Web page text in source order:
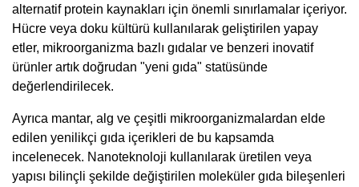
alternatif protein kaynakları için önemli sınırlamalar içeriyor.
Hücre veya doku kültürü kullanılarak geliştirilen yapay
etler, mikroorganizma bazlı gıdalar ve benzeri inovatif
ürünler artık doğrudan "yeni gıda" statüsünde
değerlendirilecek.
Ayrıca mantar, alg ve çeşitli mikroorganizmalardan elde
edilen yenilikçi gıda içerikleri de bu kapsamda
incelenecek. Nanoteknoloji kullanılarak üretilen veya
yapısı bilinçli şekilde değiştirilen moleküler gıda bileşenleri